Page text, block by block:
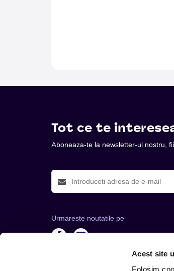
Acest site
Tot ce te
Aboneaza-te la newsletter-ul nostru,
Urmareste noutatile pe